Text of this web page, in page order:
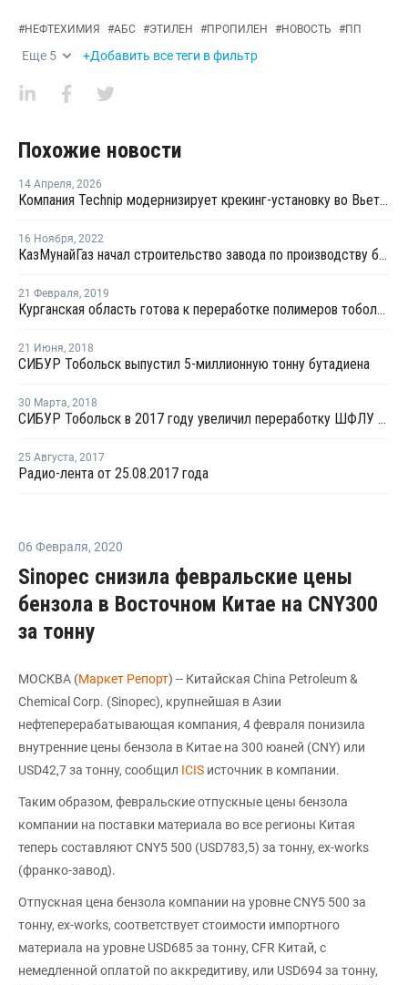
#НЕФТЕХИМИЯ #АБС #ЭТИЛЕН #ПРОПИЛЕН #НОВОСТЬ #ПП
Еще 5 +Добавить все теги в фильтр
Похожие новости
14 Апреля, 2026
Компания Technip модернизирует крекинг-установку во Вьетнаме
16 Ноября, 2022
КазМунайГаз начал строительство завода по производству бутадиена и синтетического каучука
21 Февраля, 2019
Курганская область готова к переработке полимеров тобольской площадки СИБУРа
21 Июня, 2018
СИБУР Тобольск выпустил 5-миллионную тонну бутадиена
30 Марта, 2018
СИБУР Тобольск в 2017 году увеличил переработку ШФЛУ на 9,8,%
25 Августа, 2017
Радио-лента от 25.08.2017 года
06 Февраля, 2020
Sinopec снизила февральские цены
бензола в Восточном Китае на CNY300
за тонну
МОСКВА (Маркет Репорт) -- Китайская China Petroleum &
Chemical Corp. (Sinopec), крупнейшая в Азии
нефтеперерабатывающая компания, 4 февраля понизила
внутренние цены бензола в Китае на 300 юаней (CNY) или
USD42,7 за тонну, сообщил ICIS источник в компании.
Таким образом, февральские отпускные цены бензола
компании на поставки материала во все регионы Китая
теперь составляют CNY5 500 (USD783,5) за тонну, ex-works
(франко-завод).
Отпускная цена бензола компании на уровне CNY5 500 за
тонну, ex-works, соответствует стоимости импортного
материала на уровне USD685 за тонну, CFR Китай, с
немедленной оплатой по аккредитиву, или USD694 за тонну,